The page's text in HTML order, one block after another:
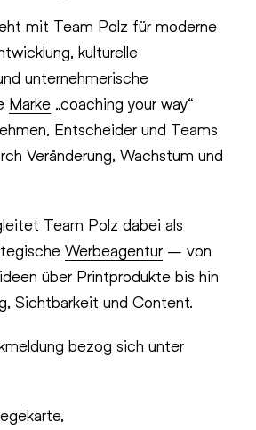
mit Team Polz für moderne
kulturelle
unternehmerische
Marke „coaching your way“
Entscheider und Teams
Veränderung, Wachstum und
Team Polz dabei als
Werbeagentur – von
über Printprodukte bis hin
Sichtbarkeit und Content.
bezog sich unter